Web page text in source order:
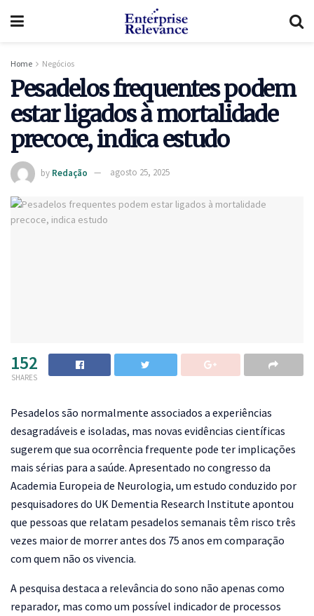
Home Negócios
Pesadelos frequentes podem
estar ligados à mortalidade
precoce, indica estudo
by Redação agosto 25, 2025
152
SHARES
Pesadelos são normalmente associados a experiências
desagradáveis e isoladas, mas novas evidências científicas
sugerem que sua ocorrência frequente pode ter implicações
mais sérias para a saúde. Apresentado no congresso da
Academia Europeia de Neurologia, um estudo conduzido por
pesquisadores do UK Dementia Research Institute apontou
que pessoas que relatam pesadelos semanais têm risco três
vezes maior de morrer antes dos 75 anos em comparação
com quem não os vivencia.
A pesquisa destaca a relevância do sono não apenas como
reparador, mas como um possível indicador de processos